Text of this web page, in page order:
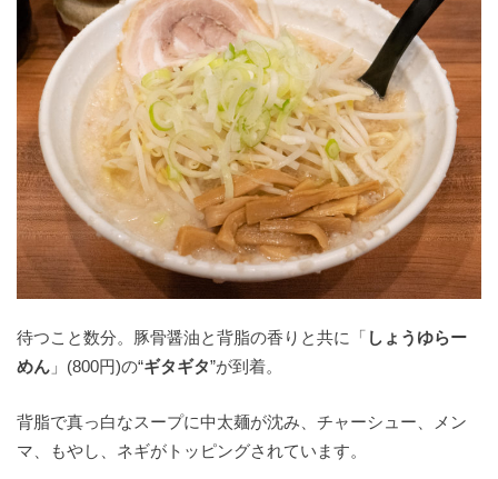
待つこと数分。豚骨醤油と背脂の香りと共に「 しょうゆらー
めん 」(800円)の“ギタギタ”が到着。
背脂で真っ白なスープに中太麺が沈み、チャーシュー、メン
マ、もやし、ネギがトッピングされています。